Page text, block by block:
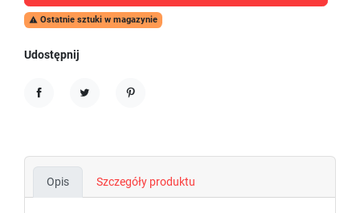
 Ostatnie sztuki w magazynie
Udostępnij
Opis Szczegóły produktu